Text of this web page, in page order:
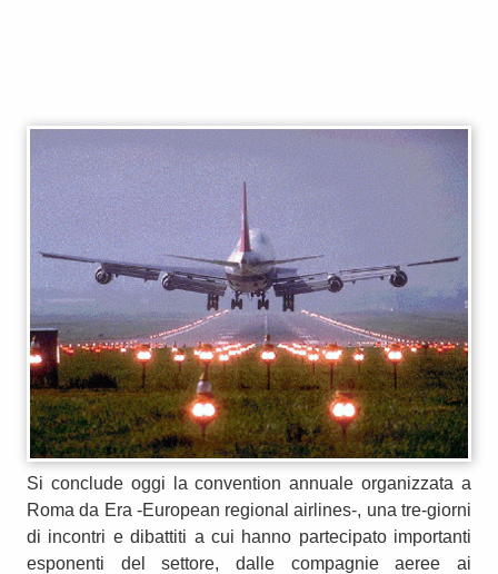
Si conclude oggi la convention annuale organizzata a
Roma da Era -European regional airlines-, una tre-giorni
di incontri e dibattiti a cui hanno partecipato importanti
esponenti del settore, dalle compagnie aeree ai